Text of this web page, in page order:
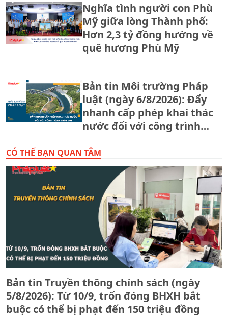
Nghĩa tình người con Phù
Mỹ giữa lòng Thành phố:
Hơn 2,3 tỷ đồng hướng về
quê hương Phù Mỹ
Bản tin Môi trường Pháp
luật (ngày 6/8/2026): Đẩy
nhanh cấp phép khai thác
nước đối với công trình
CÓ THỂ BẠN QUAN TÂM
Bản tin Truyền thông chính sách (ngày
5/8/2026): Từ 10/9, trốn đóng BHXH bắt
buộc có thể bị phạt đến 150 triệu đồng